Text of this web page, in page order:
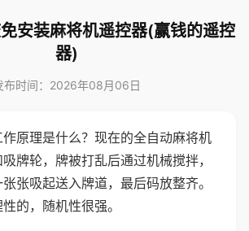
安装麻将机遥控器(赢钱的遥控
器)
布时间：2026年08月06日
原理是什么？现在的全自动麻将机
牌轮，牌被打乱后通过机械搅拌，
张吸起送入牌道，最后码放整齐。
的，随机性很强。